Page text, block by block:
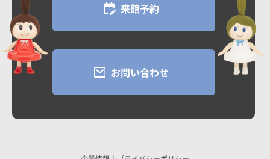
来館予約
お問い合わせ